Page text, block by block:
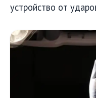
устройство от